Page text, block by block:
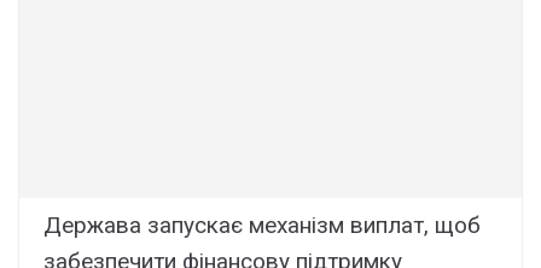
Держава запускає механізм виплат, щоб
забезпечити фінансову підтримку